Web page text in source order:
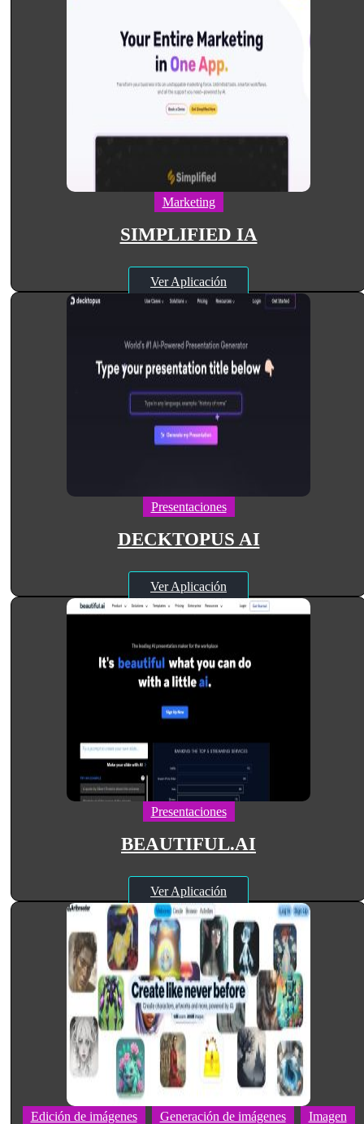
Marketing
SIMPLIFIED IA
Ver Aplicación
Presentaciones
DECKTOPUS AI
Ver Aplicación
Presentaciones
BEAUTIFUL.AI
Ver Aplicación
Edición de imágenes Generación de imágenes Imagen